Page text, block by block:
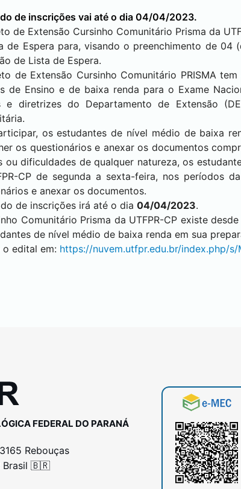
de inscrições vai até o dia 04/04/2023.
de Extensão Cursinho Comunitário Prisma da
de Espera para, visando o preenchimento de 04
de Lista de Espera.
de Extensão Cursinho Comunitário PRISMA
de Ensino e de baixa renda para o Exame
e diretrizes do Departamento de Extensão
os estudantes de nível médio de baixa
os questionários e anexar os documentos
ou dificuldades de qualquer natureza, os
CP de segunda a sexta-feira, nos períodos
e anexar os documentos.
de inscrições irá até o dia 04/04/2023.
Comunitário Prisma da UTFPR-CP existe
de nível médio de baixa renda em sua
o edital em: https://nuvem.utfpr.edu.br/index.php/s/
FEDERAL DO PARANÁ
Rebouças
Brasil 🇧🇷